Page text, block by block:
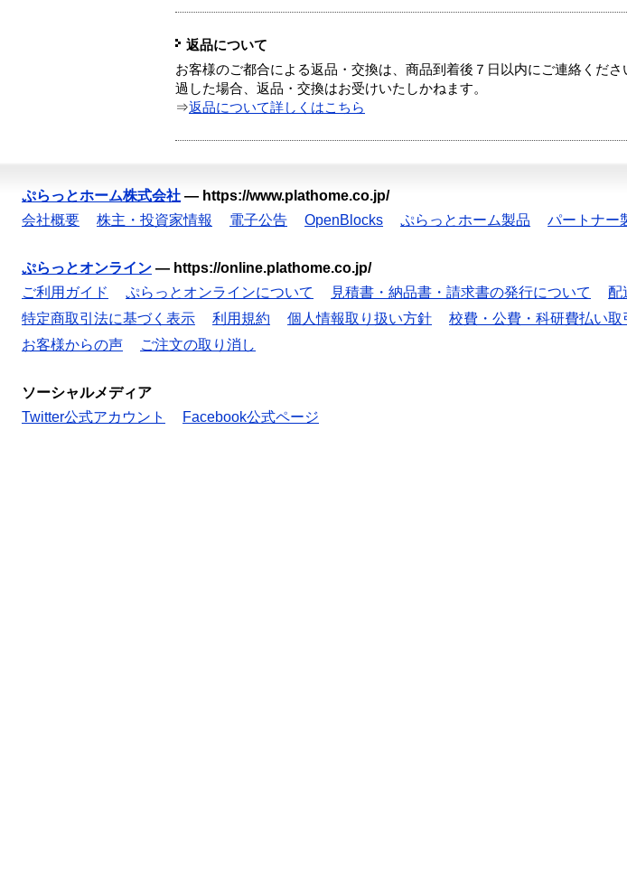
返品について
お客様のご都合による返品・交換は、商品到着後７日以内にご連絡くだ
過した場合、返品・交換はお受けいたしかねます。
⇒返品について詳しくはこちら
ぷらっとホーム株式会社 — https://www.plathome.co.jp/
会社概要
株主・投資家情報 電子公告 OpenBlocks ぷらっとホーム製品 パートナー
ぷらっとオンライン — https://online.plathome.co.jp/
ご利用ガイド
ぷらっとオンラインについて 見積書・納品書・請求書の発行について 配
特定商取引法に基づく表示
利用規約 個人情報取り扱い方針 校費・公費・科研費払い取
お客様からの声
ご注文の取り消し
ソーシャルメディア
Twitter公式アカウント
Facebook公式ページ